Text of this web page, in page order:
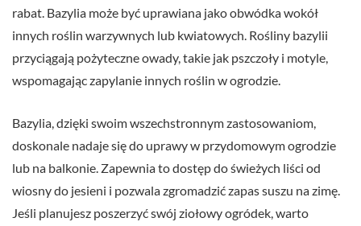
rabat. Bazylia może być uprawiana jako obwódka wokół
innych roślin warzywnych lub kwiatowych. Rośliny bazylii
przyciągają pożyteczne owady, takie jak pszczoły i motyle,
wspomagając zapylanie innych roślin w ogrodzie.
Bazylia, dzięki swoim wszechstronnym zastosowaniom,
doskonale nadaje się do uprawy w przydomowym ogrodzie
lub na balkonie. Zapewnia to dostęp do świeżych liści od
wiosny do jesieni i pozwala zgromadzić zapas suszu na zimę.
Jeśli planujesz poszerzyć swój ziołowy ogródek, warto